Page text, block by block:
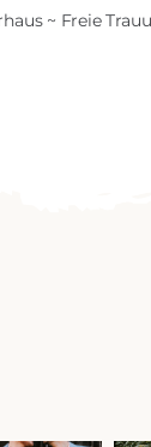
~ Freie